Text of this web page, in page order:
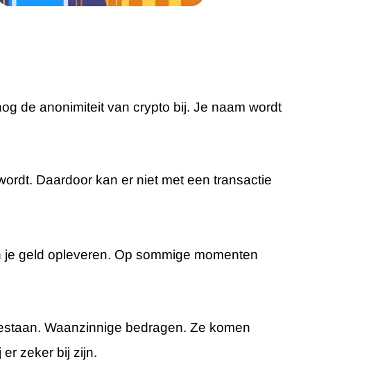
de anonimiteit van crypto bij. Je naam wordt
Daardoor kan er niet met een transactie
geld opleveren. Op sommige momenten
Waanzinnige bedragen. Ze komen
zeker bij zijn.